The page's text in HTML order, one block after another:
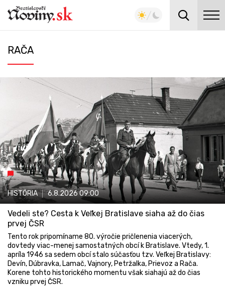
RAČA
HISTÓRIA 6.8.202609:00
Vedeli ste? Cesta k Veľkej Bratislave siaha až do čias
prvej ČSR
Tento rok pripomíname 80. výročie pričlenenia viacerých,
dovtedy viac-menej samostatných obcí k Bratislave. Vtedy, 1.
apríla 1946 sa sedem obcí stalo súčasťou tzv. Veľkej Bratislavy:
Devín, Dúbravka, Lamač, Vajnory, Petržalka, Prievoz a Rača.
Korene tohto historického momentu však siahajú až do čias
vzniku prvej ČSR.